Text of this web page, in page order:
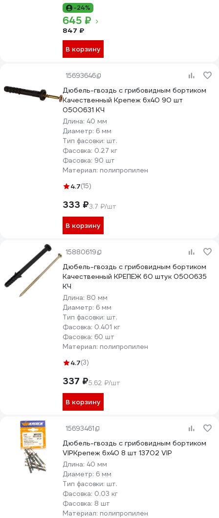
-24%
645 ₽
847 ₽
В корзину
15693646
Дюбель-гвоздь с грибовидным бортиком
Качественный Крепеж 6х40 90 шт
0500631 КЧ
Длина: 40 мм
Диаметр: 6 мм
Тип фасовки: шт.
Фасовка: 0.27 кг
Фасовка: 90 шт
Материал: полипропилен
4.7(15)
333 ₽3.7 ₽/шт
В корзину
15880619
Дюбель-гвоздь с грибовидным бортиком
Качественный КРЕПЕЖ 60 штук 0500635
КЧ
Длина: 80 мм
Диаметр: 6 мм
Тип фасовки: шт.
Фасовка: 0.401 кг
Фасовка: 60 шт
Материал: полипропилен
4.7(3)
337 ₽5.62 ₽/шт
В корзину
15693461
Дюбель-гвоздь с грибовидным бортиком
VIPКрепеж 6х40 8 шт 13702 VIP
Длина: 40 мм
Диаметр: 6 мм
Тип фасовки: шт.
Фасовка: 0.03 кг
Фасовка: 8 шт
Материал: полипропилен